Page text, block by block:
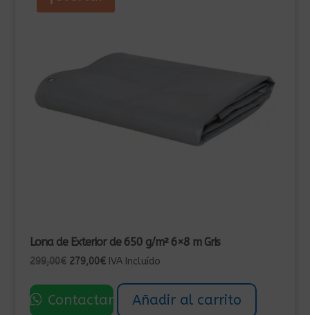
Lona de Exterior de 650 g/m² 6×8 m Gris
299,00€ El
original
era:
279,00€El
actual
es:
IVA Incluído
Contactar Añadir al carrito